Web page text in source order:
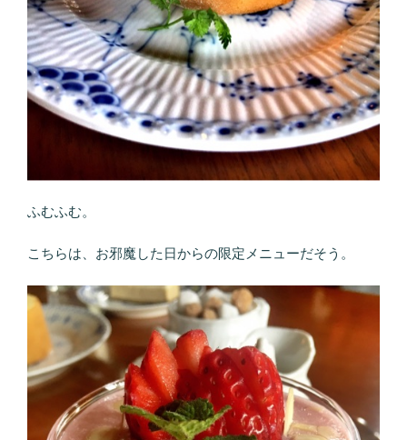
ふむふむ。
こちらは、お邪魔した日からの限定メニューだそう。